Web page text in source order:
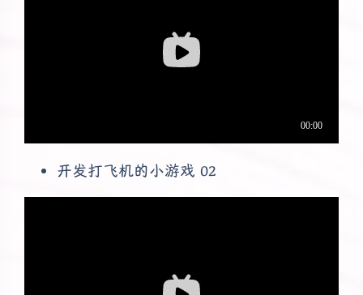
开发打飞机的小游戏 02